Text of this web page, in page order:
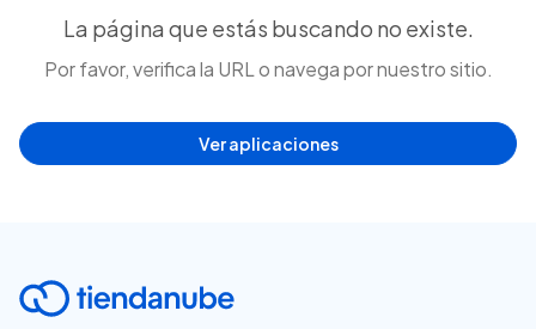
La página que estás buscando no existe.
Por favor, verifica la URL o navega por nuestro sitio.
Ver aplicaciones